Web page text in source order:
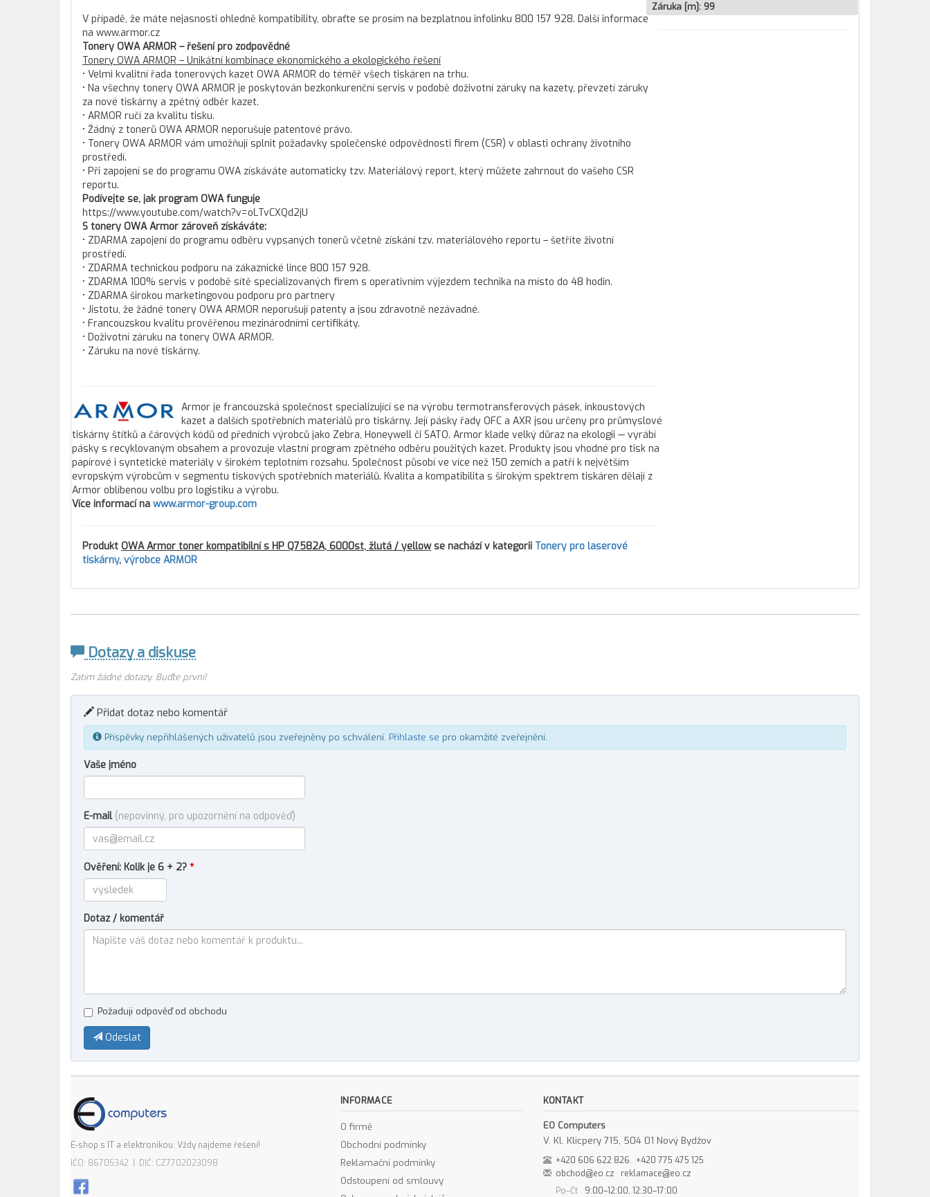
V případě, že máte nejasnosti ohledně kompatibility, obraťte se prosím na bezplatnou infolinku 800 157 928. Další informace
na www.armor.cz
Tonery OWA ARMOR – řešení pro zodpovědné
Tonery OWA ARMOR – Unikátní kombinace ekonomického a ekologického řešení
• Velmi kvalitní řada tonerových kazet OWA ARMOR do téměř všech tiskáren na trhu.
• Na všechny tonery OWA ARMOR je poskytován bezkonkurenční servis v podobě doživotní záruky na kazety, převzetí záruky
za nové tiskárny a zpětný odběr kazet.
• ARMOR ručí za kvalitu tisku.
• Žádný z tonerů OWA ARMOR neporušuje patentové právo.
• Tonery OWA ARMOR vám umožňují splnit požadavky společenské odpovědnosti firem (CSR) v oblasti ochrany životního
prostředí.
• Při zapojení se do programu OWA získáváte automaticky tzv. Materiálový report, který můžete zahrnout do vašeho CSR
reportu.
Podívejte se, jak program OWA funguje
https://www.youtube.com/watch?v=oLTvCXQd2jU
S tonery OWA Armor zároveň získáváte:
• ZDARMA zapojení do programu odběru vypsaných tonerů včetně získání tzv. materiálového reportu – šetříte životní
prostředí.
• ZDARMA technickou podporu na zákaznické lince 800 157 928.
• ZDARMA 100% servis v podobě sítě specializovaných firem s operativním výjezdem technika na místo do 48 hodin.
• ZDARMA širokou marketingovou podporu pro partnery
• Jistotu, že žádné tonery OWA ARMOR neporušují patenty a jsou zdravotně nezávadné.
• Francouzskou kvalitu prověřenou mezinárodními certifikáty.
• Doživotní záruku na tonery OWA ARMOR.
• Záruku na nové tiskárny.
Armor je francouzská společnost specializující se na výrobu termotransferových pásek, inkoustových
kazet a dalších spotřebních materiálů pro tiskárny. Její pásky řady OFC a AXR jsou určeny pro průmyslové
tiskárny štítků a čárových kódů od předních výrobců jako Zebra, Honeywell či SATO. Armor klade velký důraz na ekologii — vyrábí
pásky s recyklovaným obsahem a provozuje vlastní program zpětného odběru použitých kazet. Produkty jsou vhodné pro tisk na
papírové i syntetické materiály v širokém teplotním rozsahu. Společnost působí ve více než 150 zemích a patří k největším
evropským výrobcům v segmentu tiskových spotřebních materiálů. Kvalita a kompatibilita s širokým spektrem tiskáren dělají z
Armor oblíbenou volbu pro logistiku a výrobu.
Více informací na www.armor-group.com
Produkt OWA Armor toner kompatibilní s HP Q7582A, 6000st, žlutá / yellowse nachází v kategorii Tonery pro laserové
tiskárny, výrobce ARMOR
Záruka [m]: 99
Dotazy a diskuse
Zatím žádné dotazy. Buďte první!
Přidat dotaz nebo komentář
Příspěvky nepřihlášených uživatelů jsou zveřejněny po schválení. Přihlaste se pro okamžité zveřejnění.
Vaše jméno
E-mail (nepovinný, pro upozornění na odpověď)
Ověření: Kolik je 6 + 2? *
Dotaz / komentář
Požaduji odpověď od obchodu
Odeslat
E-shop s IT a elektronikou. Vždy najdeme řešení!
IČO: 86705342 | DIČ: CZ7702023098
INFORMACE
O firmě
Obchodní podmínky
Reklamační podmínky
Odstoupení od smlouvy
KONTAKT
EO Computers
V. Kl. Klicpery 715, 504 01 Nový Bydžov
+420 606 622 826
+420 775 475 125
obchod@eo.cz
reklamace@eo.cz
Po–Čt
9:00–12:00, 12:30–17:00